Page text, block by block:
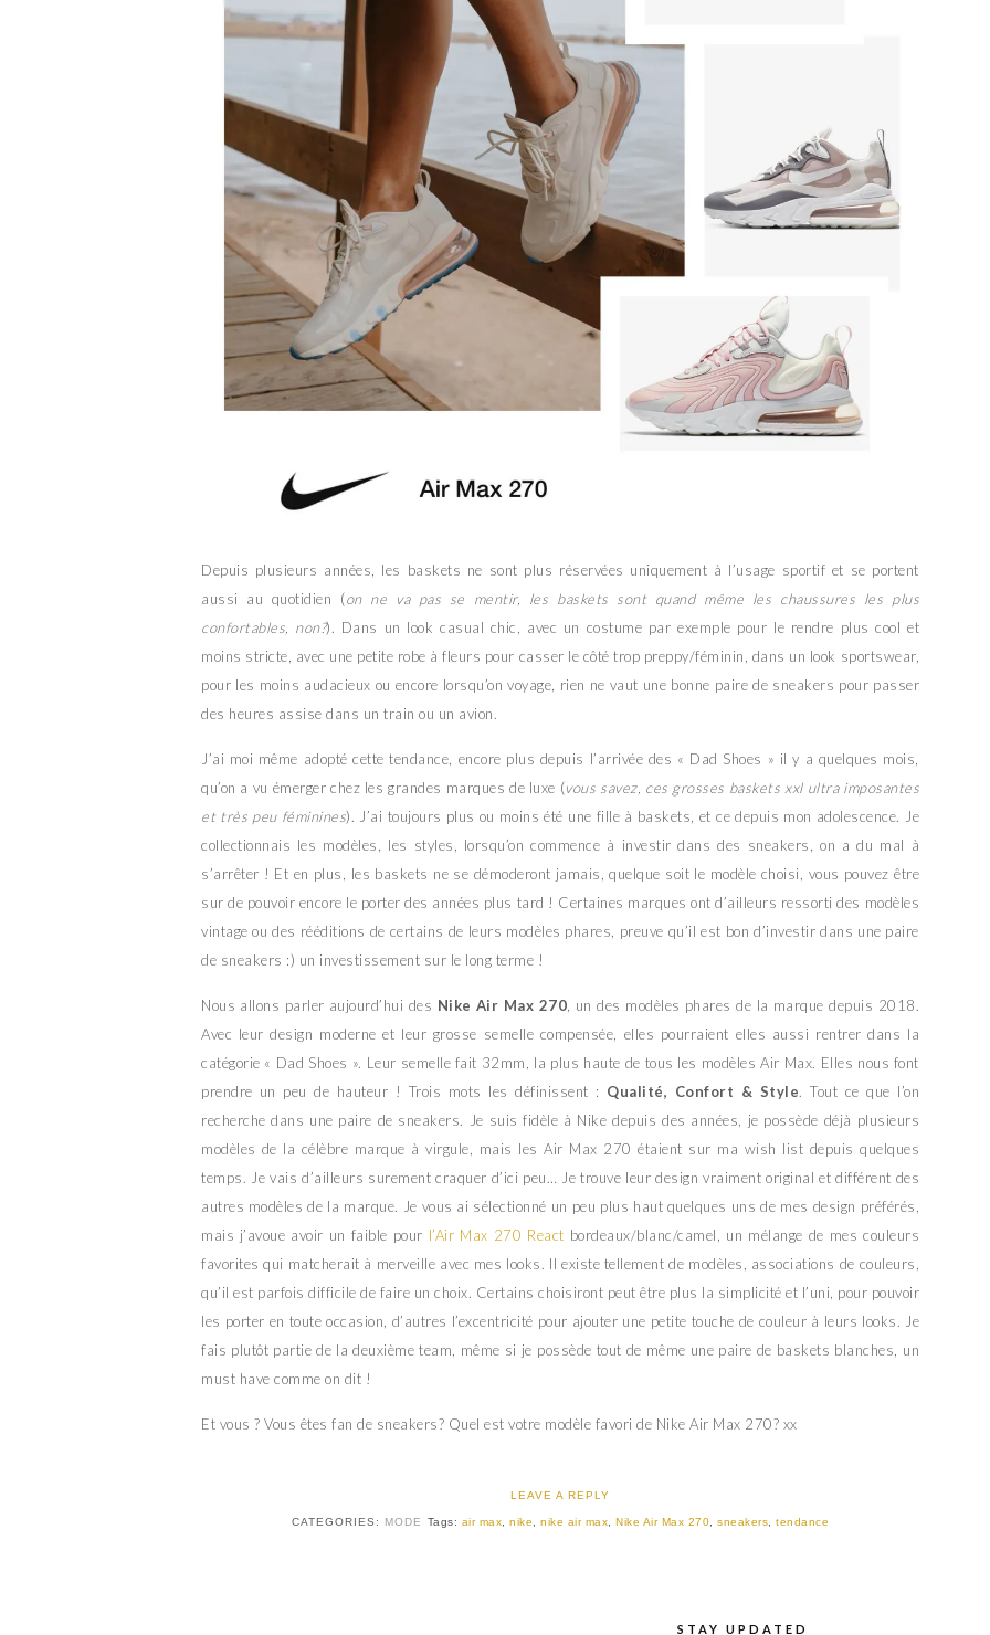
Depuis plusieurs années, les baskets ne sont plus réservées uniquement à l’usage sportif et se portent
aussi au quotidien (on ne va pas se mentir, les baskets sont quand même les chaussures les plus
confortables, non?). Dans un look casual chic, avec un costume par exemple pour le rendre plus cool et
moins stricte, avec une petite robe à fleurs pour casser le côté trop preppy/féminin, dans un look sportswear,
pour les moins audacieux ou encore lorsqu’on voyage, rien ne vaut une bonne paire de sneakers pour passer
des heures assise dans un train ou un avion.
J’ai moi même adopté cette tendance, encore plus depuis l’arrivée des « Dad Shoes » il y a quelques mois,
qu’on a vu émerger chez les grandes marques de luxe (vous savez, ces grosses baskets xxl ultra imposantes
et très peu féminines). J’ai toujours plus ou moins été une fille à baskets, et ce depuis mon adolescence. Je
collectionnais les modèles, les styles, lorsqu’on commence à investir dans des sneakers, on a du mal à
s’arrêter ! Et en plus, les baskets ne se démoderont jamais, quelque soit le modèle choisi, vous pouvez être
sur de pouvoir encore le porter des années plus tard ! Certaines marques ont d’ailleurs ressorti des modèles
vintage ou des rééditions de certains de leurs modèles phares, preuve qu’il est bon d’investir dans une paire
de sneakers :) un investissement sur le long terme !
Nous allons parler aujourd’hui des Nike Air Max 270 , un des modèles phares de la marque depuis 2018.
Avec leur design moderne et leur grosse semelle compensée, elles pourraient elles aussi rentrer dans la
catégorie « Dad Shoes ». Leur semelle fait 32mm, la plus haute de tous les modèles Air Max. Elles nous font
prendre un peu de hauteur ! Trois mots les définissent : Qualité, Confort & Style. Tout ce que l’on
recherche dans une paire de sneakers. Je suis fidèle à Nike depuis des années, je possède déjà plusieurs
modèles de la célèbre marque à virgule, mais les Air Max 270 étaient sur ma wish list depuis quelques
temps. Je vais d’ailleurs surement craquer d’ici peu… Je trouve leur design vraiment original et différent des
autres modèles de la marque. Je vous ai sélectionné un peu plus haut quelques uns de mes design préférés,
mais j’avoue avoir un faible pour l’Air Max 270 React bordeaux/blanc/camel, un mélange de mes couleurs
favorites qui matcherait à merveille avec mes looks. Il existe tellement de modèles, associations de couleurs,
qu’il est parfois difficile de faire un choix. Certains choisiront peut être plus la simplicité et l’uni, pour pouvoir
les porter en toute occasion, d’autres l’excentricité pour ajouter une petite touche de couleur à leurs looks. Je
fais plutôt partie de la deuxième team, même si je possède tout de même une paire de baskets blanches, un
must have comme on dit !
Et vous ? Vous êtes fan de sneakers? Quel est votre modèle favori de Nike Air Max 270? xx
LEAVE A REPLY
CATEGORIES: MODE Tags: air max ,nike ,nike air max ,Nike Air Max 270 ,sneakers ,tendance
STAY UPDATED